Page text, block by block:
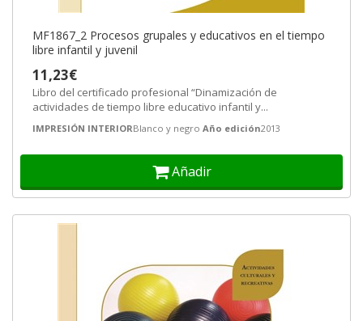
MF1867_2 Procesos grupales y educativos en el tiempo
libre infantil y juvenil
11,23€
Libro del certificado profesional “Dinamización de
actividades de tiempo libre educativo infantil y...
IMPRESIÓN INTERIORBlanco y negro Año edición2013
Añadir